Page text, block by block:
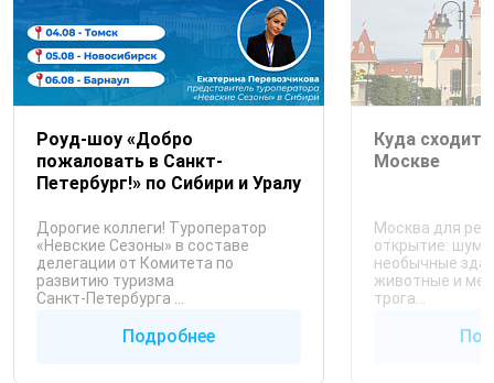
Роуд-шоу «Добро
пожаловать в Санкт-
Петербург!» по Сибири и Уралу
Дорогие коллеги! Туроператор
«Невские Сезоны» в составе
делегации от Комитета по
развитию туризма
Санкт‑Петербурга ...
Подробнее
Куда
Москве
Москва для
открытие: шум,
необычные
животные и
трога...